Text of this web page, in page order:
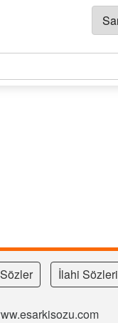
İlahi Sözleri